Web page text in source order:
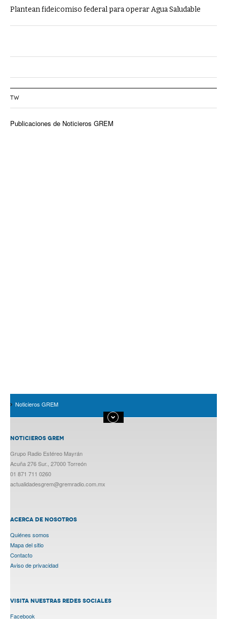
Plantean fideicomiso federal para operar Agua Saludable
TW
Publicaciones de Noticieros GREM
Noticieros GREM
NOTICIEROS GREM
Grupo Radio Estéreo Mayrán
Acuña 276 Sur., 27000 Torreón
01 871 711 0260
actualidadesgrem@gremradio.com.mx
ACERCA DE NOSOTROS
Quiénes somos
Mapa del sitio
Contacto
Aviso de privacidad
VISITA NUESTRAS REDES SOCIALES
Facebook